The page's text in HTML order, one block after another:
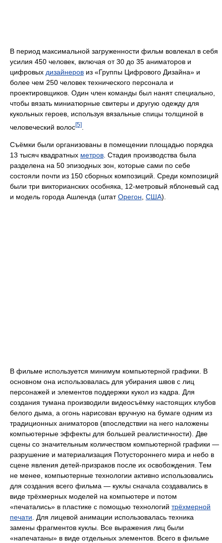
В период максимальной загруженности фильм вовлекал в себя
усилия 450 человек, включая от 30 до 35 аниматоров и
цифровых дизайнеров из «Группы Цифрового Дизайна» и
более чем 250 человек технического персонала и
проектировщиков. Один член команды был нанят специально,
чтобы вязать миниатюрные свитеры и другую одежду для
кукольных героев, используя вязальные спицы толщиной в
человеческий волос[5]
Съёмки были организованы в помещении площадью порядка
13 тысяч квадратных метров. Стадия производства была
разделена на 50 эпизодных зон, которые сами по себе
состояли почти из 150 сборных композиций. Среди композиций
были три викторианских особняка, 12-метровый яблоневый сад
и модель города Ашленда (штатОрегон, США).
В фильме используется минимум компьютерной графики. В
основном она использовалась для убирания швов с лиц
персонажей и элементов поддержки кукол из кадра. Для
создания тумана производили видеосъёмку настоящих клубов
белого дыма, а огонь нарисован вручную на бумаге одним из
традиционных аниматоров (впоследствии на него наложены
компьютерные эффекты для большей реалистичности). Две
сцены со значительным количеством компьютерной графики —
разрушение и материализация Потустороннего мира и небо в
сцене явления детей-призраков после их освобождения. Тем
не менее, компьютерные технологии активно использовались
для создания всего фильма — куклы сначала создавались в
виде трёхмерных моделей на компьютере и потом
«печатались» в пластике с помощью технологий трёхмерной
печати. Для лицевой анимации использовалась техника
замены фрагментов куклы. Все выражения лиц были
«напечатаны» в виде отдельных элементов. Всего в фильме